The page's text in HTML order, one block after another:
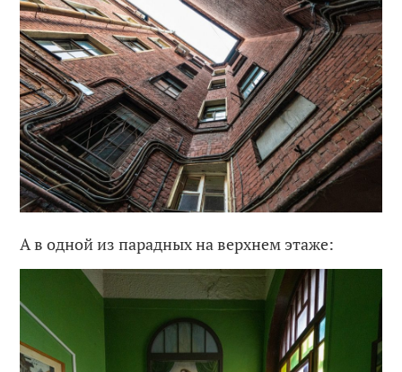
А в одной из парадных на верхнем этаже: